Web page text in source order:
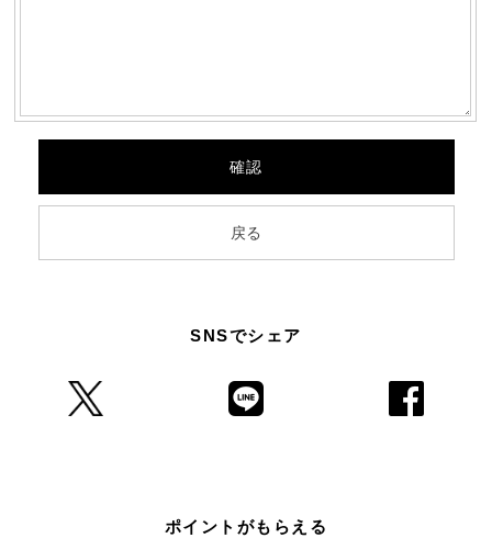
SNSでシェア
ポイントがもらえる